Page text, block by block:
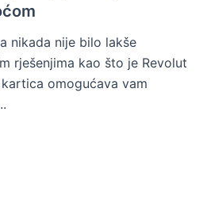
nikada nije bilo lakše
rješenjima kao što je Revolut
omogućava vam